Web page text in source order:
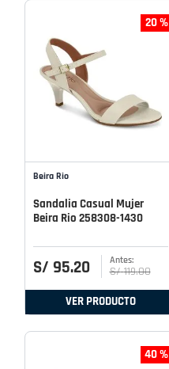
20 %
Beira Rio
Sandalia Casual Mujer
Beira Rio 258308-1430
S/ 95.20 S/ 119.00
VER PRODUCTO
40 %